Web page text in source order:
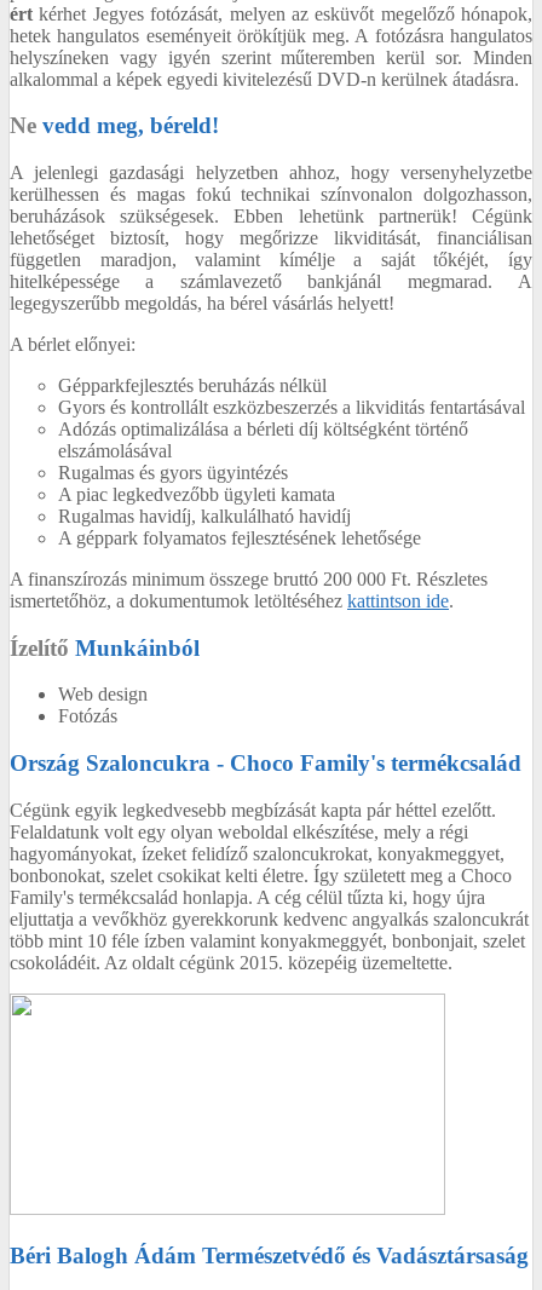
ért kérhet Jegyes fotózását, melyen az esküvőt megelőző hónapok,
hetek hangulatos eseményeit örökítjük meg. A fotózásra hangulatos
helyszíneken vagy igyén szerint műteremben kerül sor. Minden
alkalommal a képek egyedi kivitelezésű DVD-n kerülnek átadásra.
Ne vedd meg, béreld!
A jelenlegi gazdasági helyzetben ahhoz, hogy versenyhelyzetbe
kerülhessen és magas fokú technikai színvonalon dolgozhasson,
beruházások szükségesek. Ebben lehetünk partnerük! Cégünk
lehetőséget biztosít, hogy megőrizze likviditását, financiálisan
független maradjon, valamint kímélje a saját tőkéjét, így
hitelképessége a számlavezető bankjánál megmarad. A
legegyszerűbb megoldás, ha bérel vásárlás helyett!
A bérlet előnyei:
Gépparkfejlesztés beruházás nélkül
Gyors és kontrollált eszközbeszerzés a likviditás fentartásával
Adózás optimalizálása a bérleti díj költségként történő
elszámolásával
Rugalmas és gyors ügyintézés
A piac legkedvezőbb ügyleti kamata
Rugalmas havidíj, kalkulálható havidíj
A géppark folyamatos fejlesztésének lehetősége
A finanszírozás minimum összege bruttó 200 000 Ft. Részletes
ismertetőhöz, a dokumentumok letöltéséhez kattintson ide.
Ízelítő Munkáinból
Web design
Fotózás
Ország Szaloncukra - Choco Family's termékcsalád
Cégünk egyik legkedvesebb megbízását kapta pár héttel ezelőtt.
Felaldatunk volt egy olyan weboldal elkészítése, mely a régi
hagyományokat, ízeket felidíző szaloncukrokat, konyakmeggyet,
bonbonokat, szelet csokikat kelti életre. Így született meg a Choco
Family's termékcsalád honlapja. A cég célül tűzta ki, hogy újra
eljuttatja a vevőkhöz gyerekkorunk kedvenc angyalkás szaloncukrát
több mint 10 féle ízben valamint konyakmeggyét, bonbonjait, szelet
csokoládéit. Az oldalt cégünk 2015. közepéig üzemeltette.
Béri Balogh Ádám Természetvédő és Vadásztársaság